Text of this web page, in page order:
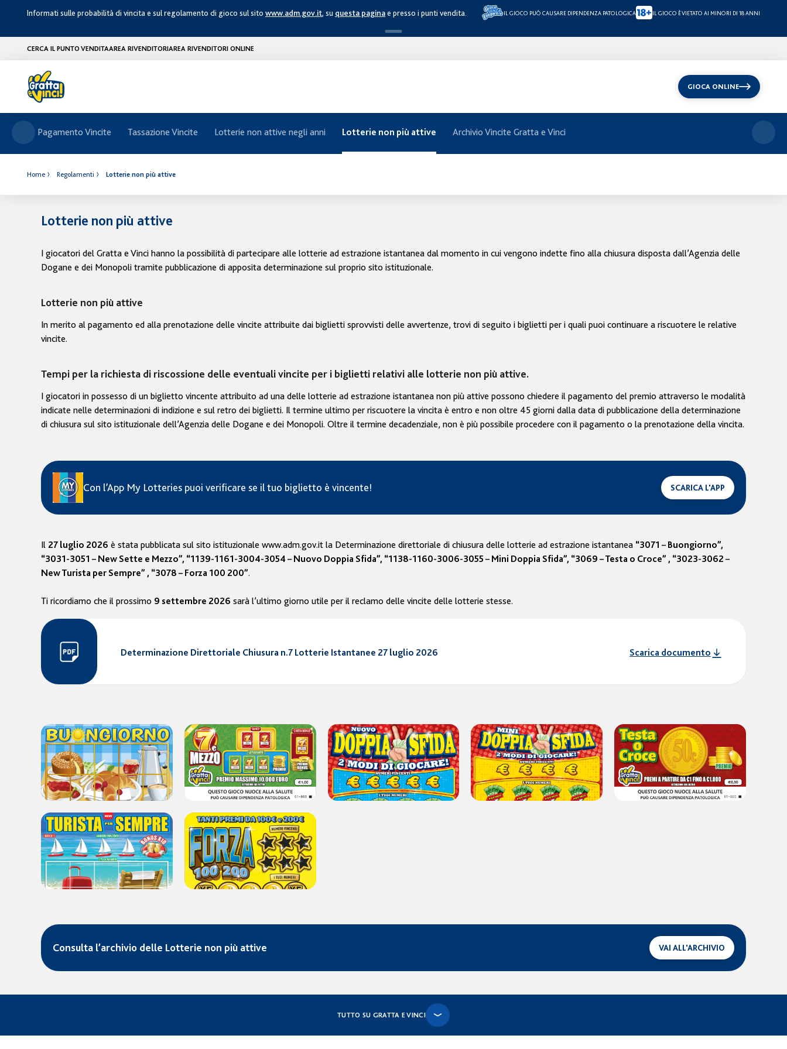
Informati sulle probabilità di vincita e sul regolamento di gioco sul sito www.adm.gov.it, su questa paginae presso i punti vendita. IL GIOCO PUÒ CAUSARE DIPENDENZA PATOLOGICA IL GIOCO È VIETATO AI MINORI DI 18 ANNI
CERCA IL PUNTO VENDITAAREA RIVENDITORIAREA RIVENDITORI ONLINE
GIOCA ONLINE
Pagamento Vincite Tassazione Vincite Lotterie non attive negli anni Lotterie non più attive Archivio Vincite Gratta e Vinci
Home Regolamenti Lotterie non più attive
Lotterie non più attive
I giocatori del Gratta e Vinci hanno la possibilità di partecipare alle lotterie ad estrazione istantanea dal momento in cui vengono indette fino alla chiusura disposta dall’Agenzia delle
Dogane e dei Monopoli tramite pubblicazione di apposita determinazione sul proprio sito istituzionale.
Lotterie non più attive
In merito al pagamento ed alla prenotazione delle vincite attribuite dai biglietti sprovvisti delle avvertenze, trovi di seguito i biglietti per i quali puoi continuare a riscuotere le relative
vincite.
Tempi per la richiesta di riscossione delle eventuali vincite per i biglietti relativi alle lotterie non più attive.
I giocatori in possesso di un biglietto vincente attribuito ad una delle lotterie ad estrazione istantanea non più attive possono chiedere il pagamento del premio attraverso le modalità
indicate nelle determinazioni di indizione e sul retro dei biglietti. Il termine ultimo per riscuotere la vincita è entro e non oltre 45 giorni dalla data di pubblicazione della determinazione
di chiusura sul sito istituzionale dell’Agenzia delle Dogane e dei Monopoli. Oltre il termine decadenziale, non è più possibile procedere con il pagamento o la prenotazione della vincita.
Con l’App My Lotteries puoi verificare se il tuo biglietto è vincente! SCARICA L'APP
Il 27 luglio 2026 è stata pubblicata sul sito istituzionale www.adm.gov.it la Determinazione direttoriale di chiusura delle lotterie ad estrazione istantanea “3071 – Buongiorno”,
“3031-3051 – New Sette e Mezzo”, “1139-1161-3004-3054 – Nuovo Doppia Sfida”, “1138-1160-3006-3055 – Mini Doppia Sfida”, “3069 – Testa o Croce” , “3023-3062 –
New Turista per Sempre” , “3078 – Forza 100 200”.
Ti ricordiamo che il prossimo 9 settembre 2026 sarà l’ultimo giorno utile per il reclamo delle vincite delle lotterie stesse.
Determinazione Direttoriale Chiusura n.7 Lotterie Istantanee 27 luglio 2026 Scarica documento
Consulta l’archivio delle Lotterie non più attive VAI ALL'ARCHIVIO
TUTTO SU GRATTA E VINCI